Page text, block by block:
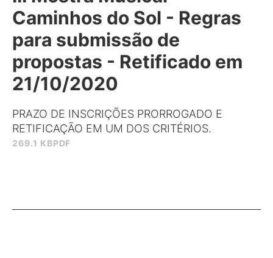
269.1 KBPDF
Caminhos do Sol - Regras
para submissão de
propostas - Retificado em
21/10/2020
PRAZO DE INSCRIÇÕES PRORROGADO E
RETIFICAÇÃO EM UM DOS CRITÉRIOS.